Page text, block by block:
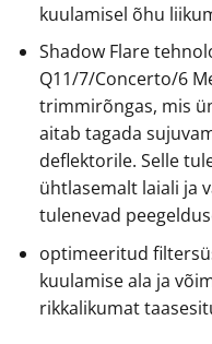
kuulamisel õhu
Shadow Flare
Q11/7/Concerto/6
trimmirõngas, mis
aitab tagada
deflektorile. Selle
ühtlasemalt laiali ja
tulenevad
optimeeritud
kuulamise ala ja
rikkalikumat